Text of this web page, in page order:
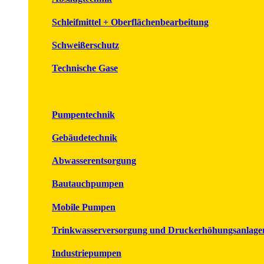
Schleifmittel + Oberflächenbearbeitung
Schweißerschutz
Technische Gase
Pumpentechnik
Gebäudetechnik
Abwasserentsorgung
Bautauchpumpen
Mobile Pumpen
Trinkwasserversorgung und
Industriepumpen